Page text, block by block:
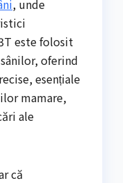
, unde
este folosit
oferind
esențiale
mamare,
ale
că